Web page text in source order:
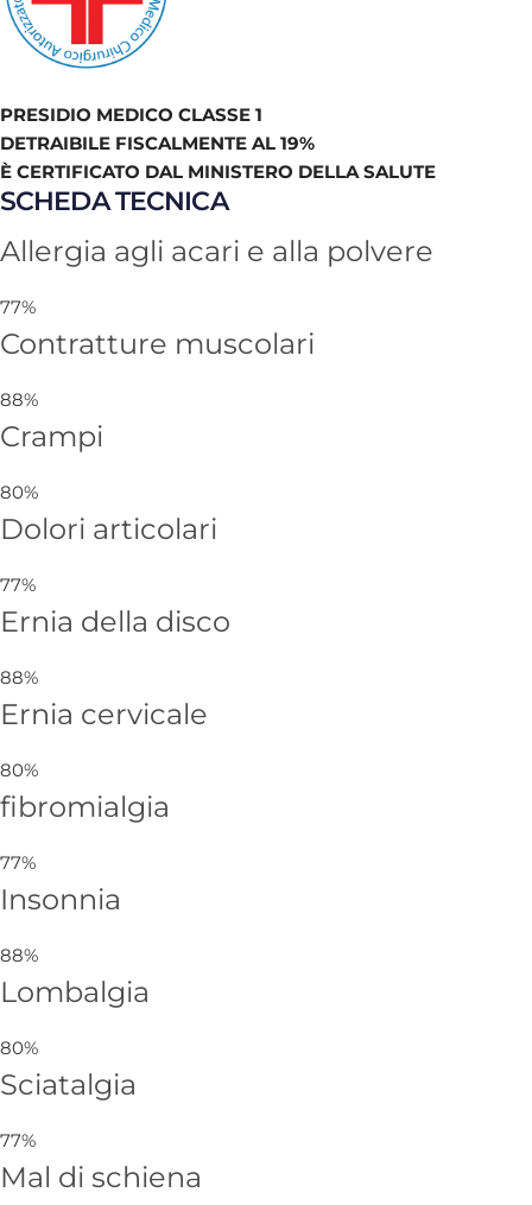
PRESIDIO MEDICO CLASSE 1
DETRAIBILE FISCALMENTE AL 19%
È CERTIFICATO DAL MINISTERO DELLA SALUTE
SCHEDA TECNICA
Allergia agli acari e alla polvere
77%
Contratture muscolari
88%
Crampi
80%
Dolori articolari
77%
Ernia della disco
88%
Ernia cervicale
80%
fibromialgia
77%
Insonnia
88%
Lombalgia
80%
Sciatalgia
77%
Mal di schiena